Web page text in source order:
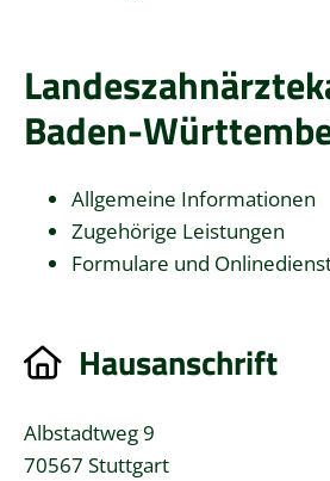
Baden-
Allgemeine Informationen
Zugehörige Leistungen
Formulare und
Hausanschrift
Albstadtweg 9
70567 Stuttgart